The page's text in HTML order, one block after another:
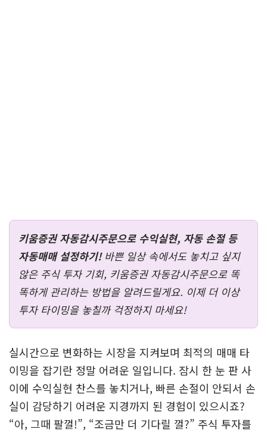
키움증권 자동감시주문으로 수익실현, 자동 손절 등
자동매매 설정하기!바쁜 일상 속에서도 놓치고 싶지
않은 주식 투자 기회, 키움증권 자동감시주문으로 똑
똑하게 관리하는 방법을 알려드릴게요. 이제 더 이상
투자 타이밍을 놓칠까 걱정하지 마세요!
실시간으로 변화하는 시장을 지켜보며 최적의 매매 타
이밍을 잡기란 정말 어려운 일입니다. 잠시 한 눈 판 사
이에 수익실현 찬스를 놓치거나, 빠른 손절이 안되서 손
실이 감당하기 어려운 지경까지 된 경험이 있으시죠?
“아, 그때 팔껄!”, “조금만 더 기다릴 껄?” 주식 투자를